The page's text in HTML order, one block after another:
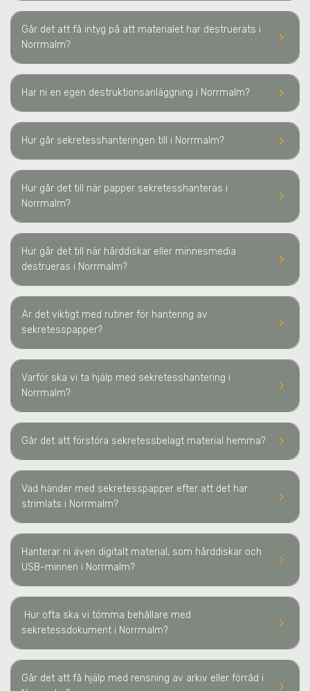
keyboard_arrow_right
Går det att få intyg på att materialet har destruerats i
Norrmalm?
keyboard_arrow_right
Har ni en egen destruktionsanläggning i Norrmalm?
keyboard_arrow_right
Hur går sekretesshanteringen till i Norrmalm?
keyboard_arrow_right
Hur går det till när papper sekretesshanteras i
Norrmalm?
keyboard_arrow_right
Hur går det till när hårddiskar eller minnesmedia
destrueras i Norrmalm?
keyboard_arrow_right
Är det viktigt med rutiner för hantering av
sekretesspapper?
keyboard_arrow_right
Varför ska vi ta hjälp med sekretesshantering i
Norrmalm?
keyboard_arrow_right
Går det att förstöra sekretessbelagt material hemma?
keyboard_arrow_right
Vad händer med sekretesspapper efter att det har
strimlats i Norrmalm?
keyboard_arrow_right
Hanterar ni även digitalt material, som hårddiskar och
USB-minnen i Norrmalm?
keyboard_arrow_right
Hur ofta ska vi tömma behållare med
sekretessdokument i Norrmalm?
keyboard_arrow_right
Går det att få hjälp med rensning av arkiv eller förråd i